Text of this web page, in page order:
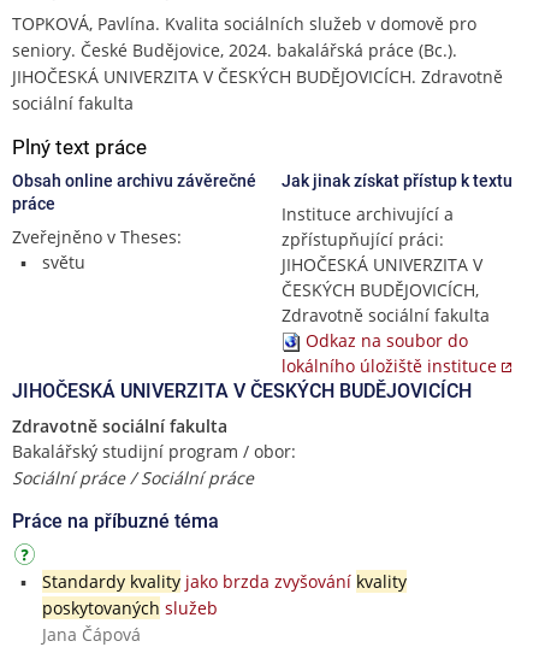
TOPKOVÁ, Pavlína. Kvalita sociálních služeb v domově pro
seniory. České Budějovice, 2024. bakalářská práce (Bc.).
JIHOČESKÁ UNIVERZITA V ČESKÝCH BUDĚJOVICÍCH. Zdravotně
sociální fakulta
Plný text práce
Obsah online archivu závěrečné
práce
Zveřejněno v Theses:
světu
Jak jinak získat přístup k textu
Instituce archivující a
zpřístupňující práci:
JIHOČESKÁ UNIVERZITA V
ČESKÝCH BUDĚJOVICÍCH,
Zdravotně sociální fakulta
Odkaz na soubor do
lokálního úložiště instituce
JIHOČESKÁ UNIVERZITA V ČESKÝCH BUDĚJOVICÍCH
Zdravotně sociální fakulta
Bakalářský studijní program / obor:
Sociální práce / Sociální práce
Práce na příbuzné téma
Standardy kvalityjako brzda zvyšování kvality
poskytovaných služeb
Jana Čápová